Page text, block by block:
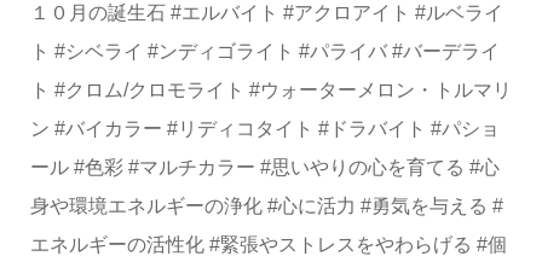
１０月の誕生石 #エルバイト #アクロアイト #ルベライ
ト #シベライ #ンディゴライト #パライバ #バーデライ
ト #クロム/クロモライト #ウォーターメロン・トルマリ
ン #バイカラー #リディコタイト #ドラバイト #パショ
ール #色彩 #マルチカラー #思いやりの心を育てる #心
身や環境エネルギーの浄化 #心に活力 #勇気を与える #
エネルギーの活性化 #緊張やストレスをやわらげる #個